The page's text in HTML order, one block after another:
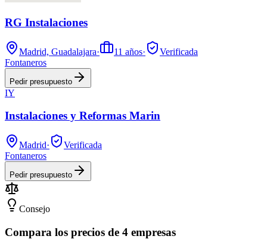
RG Instalaciones
Madrid, Guadalajara· 11 años·
Verificada
Fontaneros
Pedir presupuesto
IY
Instalaciones y Reformas Marin
Madrid·
Verificada
Fontaneros
Pedir presupuesto
Consejo
Compara los precios de 4 empresas